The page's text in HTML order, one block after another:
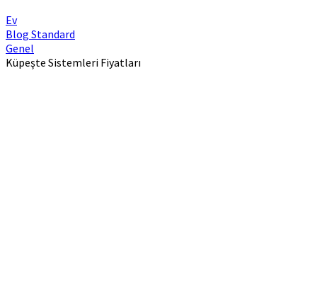
Ev
Blog Standard
Genel
Küpeşte Sistemleri Fiyatları